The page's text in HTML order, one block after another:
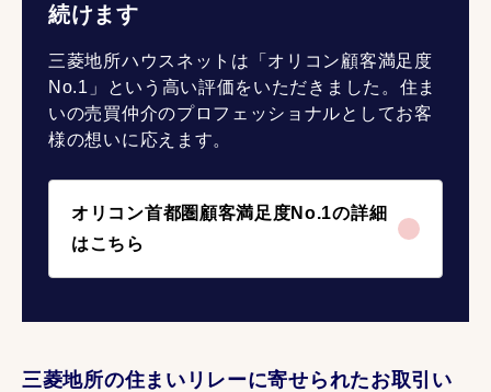
続けます
三菱地所ハウスネットは「オリコン顧客満足度
No.1」という高い評価をいただきました。住ま
いの売買仲介のプロフェッショナルとしてお客
様の想いに応えます。
オリコン首都圏顧客満足度No.1の詳細
はこちら
三菱地所の住まいリレーに寄せられたお取引い